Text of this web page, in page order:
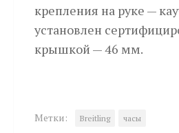
крепления на руке —
установлен
крышкой — 46 мм.
Метки: Breitling часы